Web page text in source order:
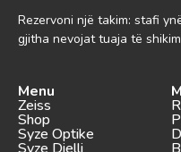
Rezervoni një takim: stafi
gjitha nevojat tuaja të
Menu
Zeiss
Shop
Syze Optike